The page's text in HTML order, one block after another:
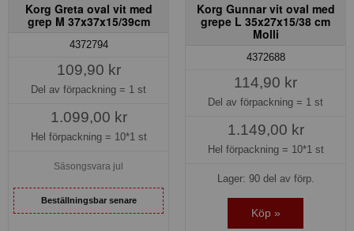
Korg Greta oval vit med
grep M 37x37x15/39cm
4372794
109,90 kr
Del av förpackning = 1 st
1.099,00 kr
Hel förpackning = 10*1 st
Säsongsvara jul
Beställningsbar senare
Korg Gunnar vit oval med
grepe L 35x27x15/38 cm
Molli
4372688
114,90 kr
Del av förpackning = 1 st
1.149,00 kr
Hel förpackning = 10*1 st
Lager: 90 del av förp.
Köp »